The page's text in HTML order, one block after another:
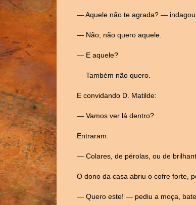
— Aquele não te agrada? —
— Não; não quero aquele.
— E aquele?
— Também não quero.
E convidando D. Matilde:
— Vamos ver lá dentro?
Entraram.
— Colares, de pérolas, ou de
O dono da casa abriu o cofre forte,
— Quero este! — pediu a moça,